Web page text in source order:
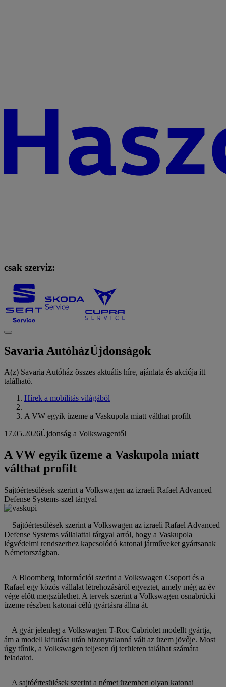
csak szerviz:
Savaria AutóházÚjdonságok
A(z) Savaria Autóház összes aktuális híre, ajánlata és akciója itt
található.
Hírek a mobilitás világából
A VW egyik üzeme a Vaskupola miatt válthat profilt
17.05.2026Újdonság a Volkswagentől
A VW egyik üzeme a Vaskupola miatt
válthat profilt
Sajtóértesülések szerint a Volkswagen az izraeli Rafael Advanced
Defense Systems-szel tárgyal
Sajtóértesülések szerint a Volkswagen az izraeli Rafael Advanced
Defense Systems vállalattal tárgyal arról, hogy a Vaskupola
légvédelmi rendszerhez kapcsolódó katonai járműveket gyártsanak
Németországban.
A Bloomberg információi szerint a Volkswagen Csoport és a
Rafael egy közös vállalat létrehozásáról egyeztet, amely még az év
vége előtt megszülethet. A tervek szerint a Volkswagen osnabrücki
üzeme részben katonai célú gyártásra állna át.
A gyár jelenleg a Volkswagen T-Roc Cabriolet modellt gyártja,
ám a modell kifutása után bizonytalanná vált az üzem jövője. Most
úgy tűnik, a Volkswagen teljesen új területen találhat számára
feladatot.
A sajtóértesülések szerint a német üzemben olyan katonai